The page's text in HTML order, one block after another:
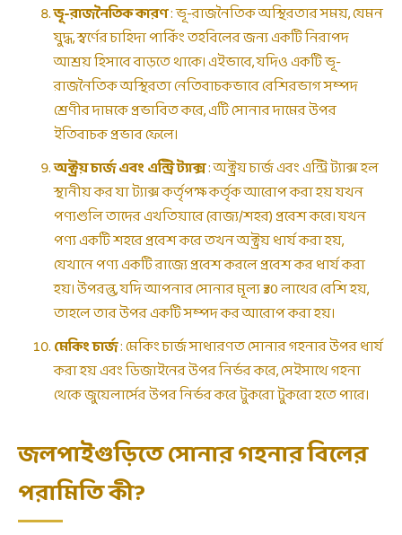
ভূ-রাজনৈতিক কারণ: ভূ-রাজনৈতিক অস্থিরতার সময়, যেমন
যুদ্ধ, স্বর্ণের চাহিদা পার্কিং তহবিলের জন্য একটি নিরাপদ
আশ্রয় হিসাবে বাড়তে থাকে। এইভাবে, যদিও একটি ভূ-
রাজনৈতিক অস্থিরতা নেতিবাচকভাবে বেশিরভাগ সম্পদ
শ্রেণীর দামকে প্রভাবিত করে, এটি সোনার দামের উপর
ইতিবাচক প্রভাব ফেলে।
অক্ট্রয় চার্জ এবং এন্ট্রি ট্যাক্স: অক্ট্রয় চার্জ এবং এন্ট্রি ট্যাক্স হল
স্থানীয় কর যা ট্যাক্স কর্তৃপক্ষ কর্তৃক আরোপ করা হয় যখন
পণ্যগুলি তাদের এখতিয়ারে (রাজ্য/শহর) প্রবেশ করে। যখন
পণ্য একটি শহরে প্রবেশ করে তখন অক্ট্রয় ধার্য করা হয়,
যেখানে পণ্য একটি রাজ্যে প্রবেশ করলে প্রবেশ কর ধার্য করা
হয়। উপরন্তু, যদি আপনার সোনার মূল্য ₹30 লাখের বেশি হয়,
তাহলে তার উপর একটি সম্পদ কর আরোপ করা হয়।
মেকিং চার্জ: মেকিং চার্জ সাধারণত সোনার গহনার উপর ধার্য
করা হয় এবং ডিজাইনের উপর নির্ভর করে, সেইসাথে গহনা
থেকে জুয়েলার্সের উপর নির্ভর করে টুকরো টুকরো হতে পারে।
জলপাইগুড়িতে সোনার গহনার বিলের
পরামিতি কী?